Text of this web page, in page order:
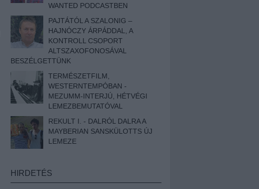
WANTED PODCASTBEN
PAJTÁTÓL A SZALONIG –
HAJNÓCZY ÁRPÁDDAL, A
KONTROLL CSOPORT
ALTSZAXOFONOSÁVAL
BESZÉLGETTÜNK
TERMÉSZETFILM,
WESTERNTEMPÓBAN -
MEZUMM-INTERJÚ, HÉTVÉGI
LEMEZBEMUTATÓVAL
REKULT I. - DALRÓL DALRA A
MAYBERIAN SANSKÜLOTTS ÚJ
LEMEZE
HIRDETÉS